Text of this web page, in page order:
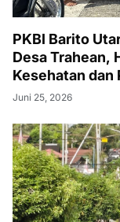
PKBI Barito
Desa Trahean,
Kesehatan dan
Juni 25, 2026